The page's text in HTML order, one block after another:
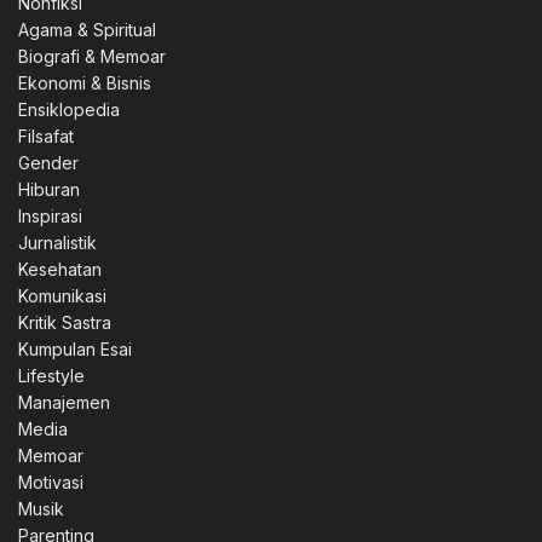
Agama & Spiritual
Biografi & Memoar
Ekonomi & Bisnis
Ensiklopedia
Filsafat
Gender
Hiburan
Inspirasi
Jurnalistik
Kesehatan
Komunikasi
Kritik Sastra
Kumpulan Esai
Lifestyle
Manajemen
Media
Memoar
Motivasi
Musik
Parenting